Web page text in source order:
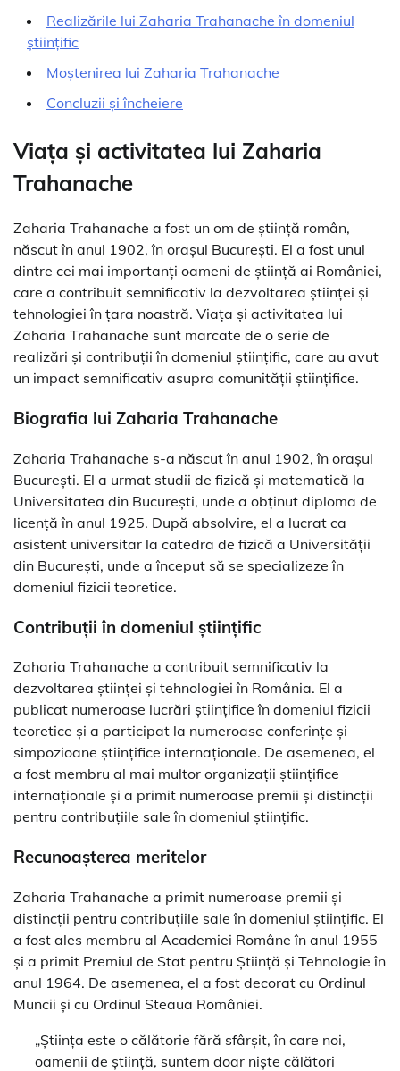
Realizările lui Zaharia Trahanache în domeniul
științific
Moștenirea lui Zaharia Trahanache
Concluzii și încheiere
Viața și activitatea lui Zaharia
Trahanache
Zaharia Trahanache a fost un om de știință român,
născut în anul 1902, în orașul București. El a fost unul
dintre cei mai importanți oameni de știință ai României,
care a contribuit semnificativ la dezvoltarea științei și
tehnologiei în țara noastră. Viața și activitatea lui
Zaharia Trahanache sunt marcate de o serie de
realizări și contribuții în domeniul științific, care au avut
un impact semnificativ asupra comunității științifice.
Biografia lui Zaharia Trahanache
Zaharia Trahanache s-a născut în anul 1902, în orașul
București. El a urmat studii de fizică și matematică la
Universitatea din București, unde a obținut diploma de
licență în anul 1925. După absolvire, el a lucrat ca
asistent universitar la catedra de fizică a Universității
din București, unde a început să se specializeze în
domeniul fizicii teoretice.
Contribuții în domeniul științific
Zaharia Trahanache a contribuit semnificativ la
dezvoltarea științei și tehnologiei în România. El a
publicat numeroase lucrări științifice în domeniul fizicii
teoretice și a participat la numeroase conferințe și
simpozioane științifice internaționale. De asemenea, el
a fost membru al mai multor organizații științifice
internaționale și a primit numeroase premii și distincții
pentru contribuțiile sale în domeniul științific.
Recunoașterea meritelor
Zaharia Trahanache a primit numeroase premii și
distincții pentru contribuțiile sale în domeniul științific. El
a fost ales membru al Academiei Române în anul 1955
și a primit Premiul de Stat pentru Știință și Tehnologie în
anul 1964. De asemenea, el a fost decorat cu Ordinul
Muncii și cu Ordinul Steaua României.
„Știința este o călătorie fără sfârșit, în care noi,
oamenii de știință, suntem doar niște călători